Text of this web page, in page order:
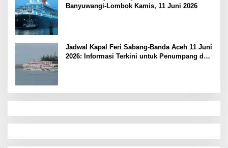
Banyuwangi-Lombok Kamis, 11 Juni 2026
Jadwal Kapal Feri Sabang-Banda Aceh 11 Juni
2026: Informasi Terkini untuk Penumpang dan